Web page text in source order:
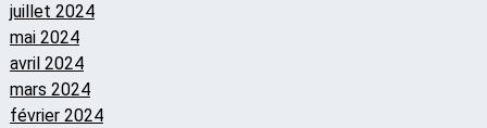
juillet 2024
mai 2024
avril 2024
mars 2024
février 2024